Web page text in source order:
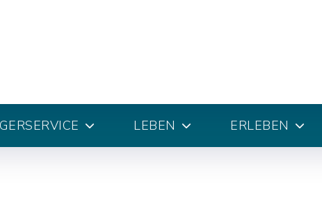
LEBEN ERLEBEN